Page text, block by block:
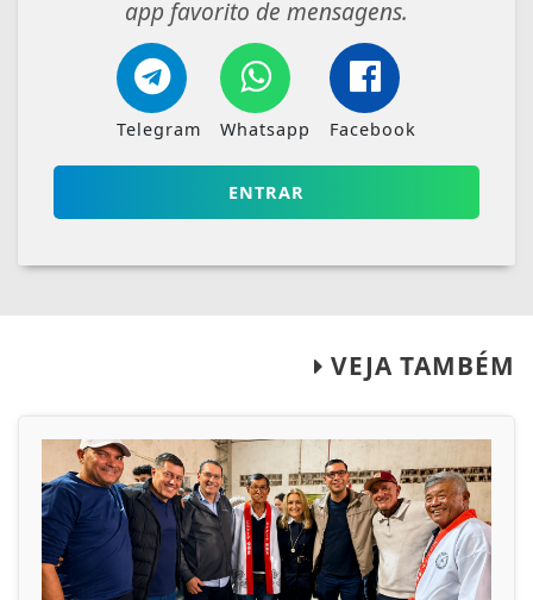
app favorito de mensagens.
Telegram Whatsapp Facebook
ENTRAR
VEJA TAMBÉM